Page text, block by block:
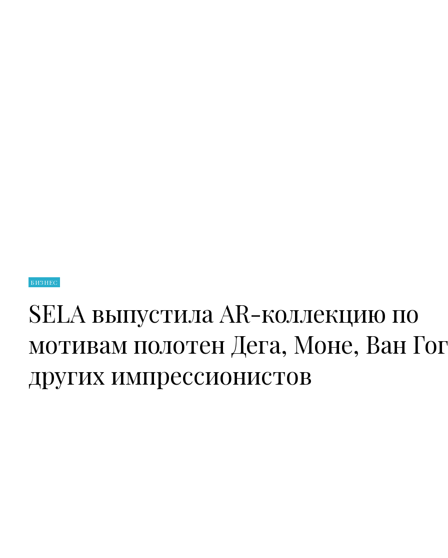
БИЗНЕС
SELA выпустила AR-коллекцию по
мотивам полотен Дега, Моне, Ван
других импрессионистов